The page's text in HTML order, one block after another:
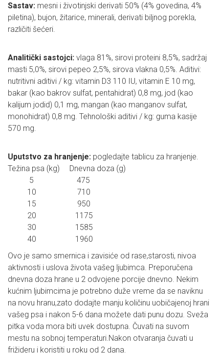
Sastav: mesni i životinjski derivati 50% (4% govedina, 4%
piletina), bujon, žitarice, minerali, derivati biljnog porekla,
različiti šećeri.
Analitički sastojci: vlaga 81%, sirovi proteini 8,5%, sadržaj
masti 5,0%, sirovi pepeo 2,5%, sirova vlakna 0,5%. Aditivi:
nutritivni aditivi / kg: vitamin D3 110 IU, vitamin E 10 mg,
bakar (kao bakrov sulfat, pentahidrat) 0,8 mg, jod (kao
kalijum jodid) 0,1 mg, mangan (kao manganov sulfat,
monohidrat) 0,8 mg. Tehnološki aditivi / kg: guma kasije
570 mg.
Uputstvo za hranjenje: pogledajte tablicu za hranjenje.
Težina psa (kg) Dnevna doza (g)
5 475
10 710
15 950
20 1175
30 1585
40 1960
Ovo je samo smernica i zavisiće od rase,starosti, nivoa
aktivnosti i uslova života vašeg ljubimca. Preporučena
dnevna doza hrane u 2 odvojene porcije dnevno. Nekim
kućnim ljubimcima je potrebno duže vreme da se naviknu
na novu hranu,zato dodajte manju količinu uobičajenoj hrani
vašeg psa i nakon 5-6 dana možete dati punu dozu. Sveža
pitka voda mora biti uvek dostupna. Čuvati na suvom
mestu na sobnoj temperaturi.Nakon otvaranja čuvati u
frižideru i koristiti u roku od 2 dana.